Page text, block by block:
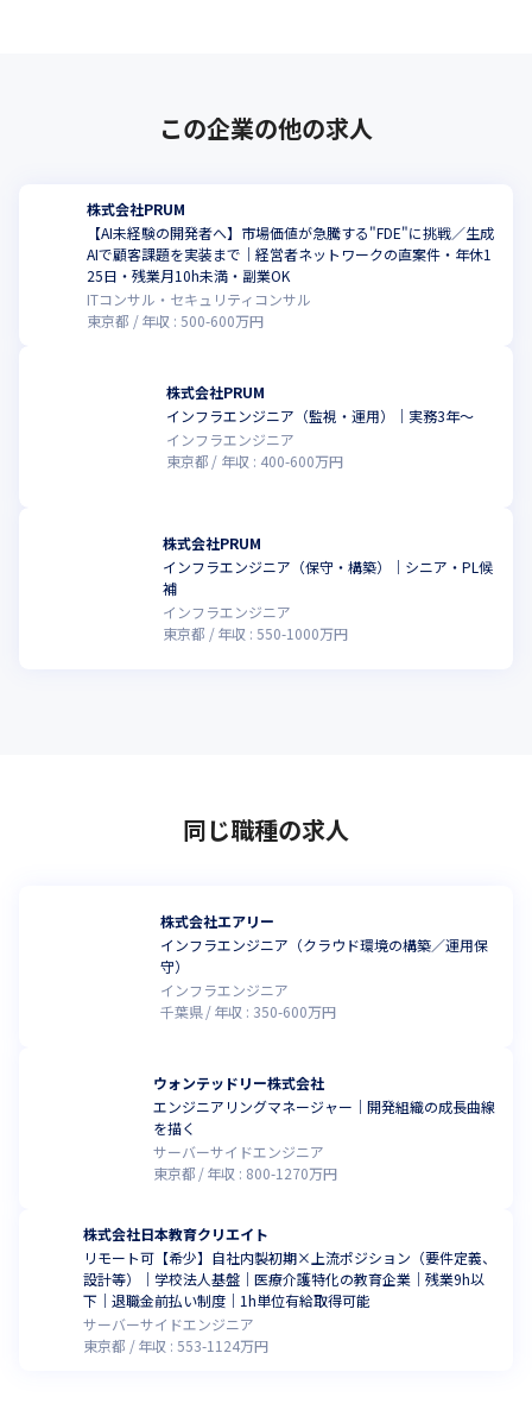
そのためにPRUMでは独自の育成制度のPRUMアカデミーを運営
※参照：経済産業省/みずほ情報総研株式会社「IT人材需給に関す
る調査 調査報告書」
この企業の他の求人
株式会社PRUM
【AI未経験の開発者へ】市場価値が急騰する"FDE"に挑戦／生成
AIで顧客課題を実装まで｜経営者ネットワークの直案件・年休1
25日・残業月10h未満・副業OK
ITコンサル・セキュリティコンサル
東京都
年収 :500-600万円
株式会社PRUM
インフラエンジニア（監視・運用）｜実務3年〜
インフラエンジニア
東京都
年収 : 400-600万円
株式会社PRUM
インフラエンジニア（保守・構築）｜シニア・PL候
補
インフラエンジニア
東京都
年収 : 550-1000万円
同じ職種の求人
株式会社エアリー
インフラエンジニア（クラウド環境の構築／運用保
守）
インフラエンジニア
千葉県
年収 : 350-600万円
ウォンテッドリー株式会社
エンジニアリングマネージャー｜開発組織の成長曲線
を描く
サーバーサイドエンジニア
東京都
年収 : 800-1270万円
株式会社日本教育クリエイト
リモート可【希少】自社内製初期×上流ポジション（要件定義、
設計等）｜学校法人基盤｜医療介護特化の教育企業｜残業9h以
下｜退職金前払い制度｜1h単位有給取得可能
サーバーサイドエンジニア
東京都
年収 : 553-1124万円